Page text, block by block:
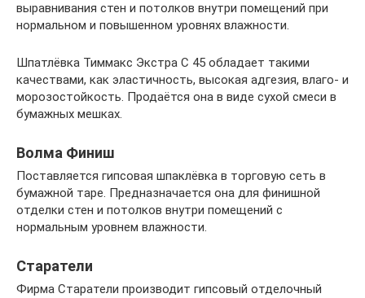
выравнивания стен и потолков внутри помещений при
нормальном и повышенном уровнях влажности.
Шпатлёвка Тиммакс Экстра С 45 обладает такими
качествами, как эластичность, высокая адгезия, влаго- и
морозостойкость. Продаётся она в виде сухой смеси в
бумажных мешках.
Волма Финиш
Поставляется гипсовая шпаклёвка в торговую сеть в
бумажной таре. Предназначается она для финишной
отделки стен и потолков внутри помещений с
нормальным уровнем влажности.
Старатели
Фирма Старатели производит гипсовый отделочный